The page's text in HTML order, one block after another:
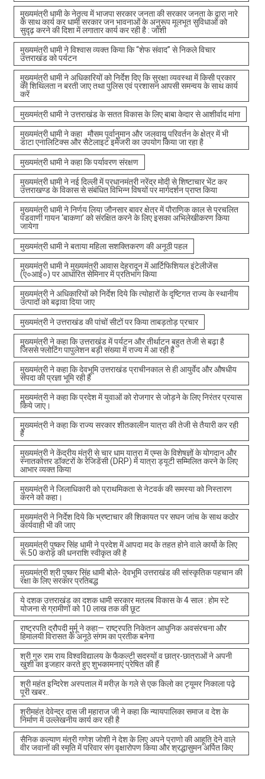
मुख्यमंत्री धामी के नेतृत्व में भाजपा सरकार जनता की सरकार जनता के द्वारा नारे
के साथ कार्य कर धामी सरकार जन भावनाओं के अनुरूप मूलभूत सुविधाओं को
सुदृढ़ करने की दिशा में लगातार कार्य कर रही है : जोशी
मुख्यमंत्री धामी ने विश्वास व्यक्त किया कि “शेफ संवाद” से निकले विचार
उत्तराखंड को पर्यटन
मुख्यमंत्री धामी ने अधिकारियों को निर्देश दिए कि सुरक्षा व्यवस्था में किसी प्रकार
की शिथिलता न बरती जाए तथा पुलिस एवं प्रशासन आपसी समन्वय के साथ कार्य
करें
मुख्यमंत्री धामी ने उत्तराखंड के सतत विकास के लिए बाबा केदार से आशीर्वाद मांगा
मुख्यमंत्री धामी ने कहा मौसम पूर्वानुमान और जलवायु परिवर्तन के क्षेत्र में भी
डाटा एनालिटिक्स और सैटेलाइट इमेजरी का उपयोग किया जा रहा है
मुख्यमंत्री धामी ने कहा कि पर्यावरण संरक्षण
मुख्यमंत्री धामी ने नई दिल्ली में प्रधानमंत्री नरेंद्र मोदी से शिष्टाचार भेंट कर
उत्तराखण्ड के विकास से संबंधित विभिन्न विषयों पर मार्गदर्शन प्राप्त किया
मुख्यमंत्री धामी ने निर्णय लिया जौनसार बावर क्षेत्र में पौराणिक काल से प्रचलित
पंडवाणी गायन ‘बाकणा’ को संरक्षित करने के लिए इसका अभिलेखीकरण किया
जायेगा
मुख्यमंत्री धामी ने बताया महिला सशक्तिकरण की अनूठी पहल
मुख्यमंत्री धामी ने मुख्यमंत्री आवास देहरादून में आर्टिफिशियल इंटेलीजेंस
(ए०आई०) पर आधारित सेमिनार में प्रतिभाग किया
मुख्यमंत्री ने अधिकारियों को निर्देश दिये कि त्योहारों के दृष्टिगत राज्य के स्थानीय
उत्पादों को बढ़ावा दिया जाए
मुख्यमंत्री ने उत्तराखंड की पांचों सीटों पर किया ताबड़तोड़ प्रचार
मुख्यमंत्री ने कहा कि उत्तराखंड में पर्यटन और तीर्थाटन बहुत तेजी से बढ़ा है
जिससे फ्लोटिंग पापुलेशन बड़ी संख्या में राज्य में आ रही है
मुख्यमंत्री ने कहा कि देवभूमि उत्तराखंड प्राचीनकाल से ही आयुर्वेद और औषधीय
संपदा की प्रज्ञा भूमि रही है
मुख्यमंत्री ने कहा कि प्रदेश में युवाओं को रोजगार से जोड़ने के लिए निरंतर प्रयास
किये जाए।
मुख्यमंत्री ने कहा कि राज्य सरकार शीतकालीन यात्रा की तेजी से तैयारी कर रही
है
मुख्यमंत्री ने केंद्रीय मंत्री से चार धाम यात्रा में एम्स के विशेषज्ञों के योगदान और
स्नातकोत्तर डॉक्टरों के रेजिडेंसी (DRP) में यात्रा ड्यूटी सम्मिलित करने के लिए
आभार व्यक्त किया
मुख्यमंत्री ने जिलाधिकारी को प्राथमिकता से नेटवर्क की समस्या को निस्तारण
करने को कहा।
मुख्यमंत्री ने निर्देश दिये कि भ्रष्टाचार की शिकायत पर सघन जांच के साथ कठोर
कार्यवाही भी की जाए
मुख्यमंत्री पुष्कर सिंह धामी ने प्रदेश में आपदा मद के तहत होने वाले कार्यो के लिए
रू.50 करोड़ की धनराशि स्वीकृत की है
मुख्यमंत्री श्री पुष्कर सिंह धामी बोले- देवभूमि उत्तराखंड की सांस्कृतिक पहचान की
रक्षा के लिए सरकार प्रतिबद्ध
ये दशक उत्तराखंड का दशक धामी सरकार मतलब विकास के 4 साल : होम स्टे
योजना से ग्रामीणों को 10 लाख तक की छूट
राष्ट्रपति द्रौपदी मुर्मू ने कहा— राष्ट्रपति निकेतन आधुनिक अवसंरचना और
हिमालयी विरासत के अनूठे संगम का प्रतीक बनेगा
श्री गुरु राम राय विश्वविद्यालय के फैकल्टी सदस्यों व छात्र-छात्राओं ने अपनी
खुशी का इजहार करते हुए शुभकामनाएं प्रेषित की हैं
श्री महंत इन्दिरेश अस्पताल में मरीज़ के गले से एक किलो का ट्यूमर निकाला पढ़े
पूरी खबर..
श्रीमहंत देवेन्द्र दास जी महाराज जी ने कहा कि न्यायपालिका समाज व देश के
निर्माण में उल्लेखनीय कार्य कर रही है
सैनिक कल्याण मंत्री गणेश जोशी ने देश के लिए अपने प्राणो की आहूति देने वाले
वीर जवानों की स्मृति में परिवार संग वृक्षारोपण किया और श्रद्धासुमन अर्पित किए